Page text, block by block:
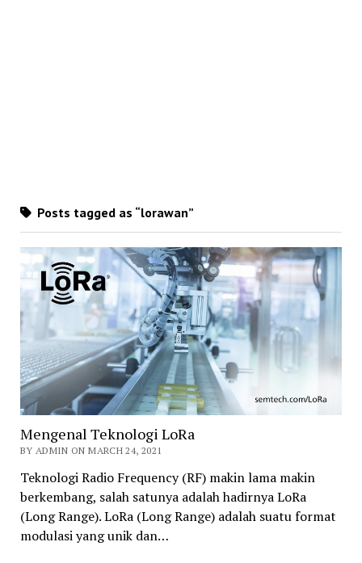
Posts tagged as “lorawan”
Mengenal Teknologi LoRa
BY ADMIN ON MARCH 24, 2021
Teknologi Radio Frequency (RF) makin lama makin
berkembang, salah satunya adalah hadirnya LoRa
(Long Range). LoRa (Long Range) adalah suatu format
modulasi yang unik dan…